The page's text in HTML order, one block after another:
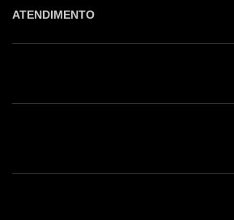
ATENDIMENTO
Nossas Lojas